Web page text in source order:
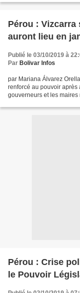
Pérou :
auront lieu en
Publié le 03/10/2019 à
Par Bolivar Infos
par Mariana Álvarez
renforcé au pouvoir après
gouverneurs et les
Pérou : Crise
le Pouvoir